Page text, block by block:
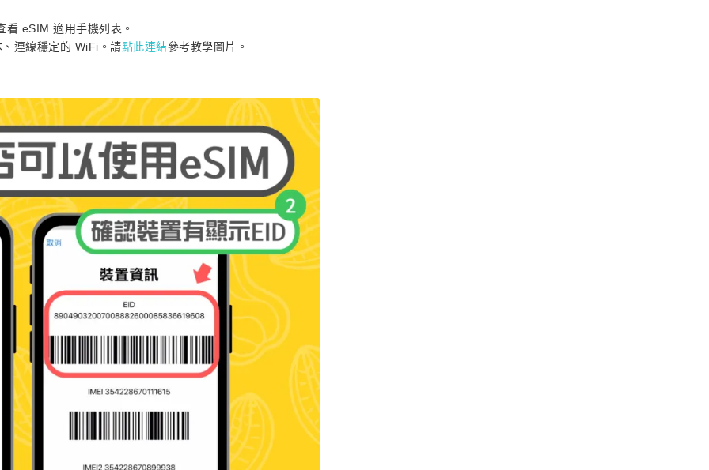
看 eSIM 適用手機列表。
連線穩定的 WiFi。請點此連結參考教學圖片。